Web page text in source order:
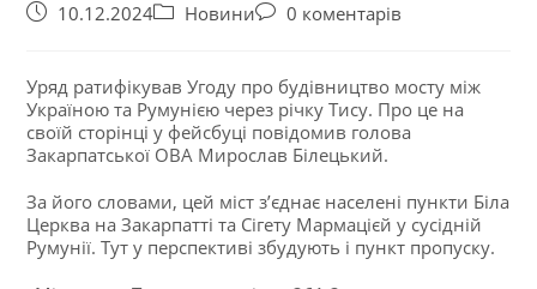
10.12.2024 Новини 0 коментарів
Уряд ратифікував Угоду про будівництво мосту між
Україною та Румунією через річку Тису. Про це на
своїй сторінці у фейсбуці повідомив голова
Закарпатської ОВА Мирослав Білецький.
За його словами, цей міст з’єднає населені пункти Біла
Церква на Закарпатті та Сігету Мармацієй у сусідній
Румунії. Тут у перспективі збудують і пункт пропуску.